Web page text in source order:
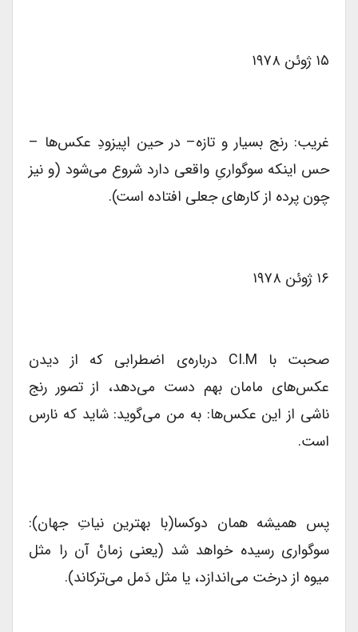
۱۵ ژوئن ۱۹۷۸
غریب: رنج بسیار و تازه– در حین اپیزودِ عکس‌ها –
حس اینکه سوگواریِ واقعی دارد شروع می‌شود (و نیز
چون پرده‌ از کارهای جعلی افتاده است).
۱۶ ژوئن ۱۹۷۸
صحبت با CI.M درباره‌ی اضطرابی که از دیدن
عکس‌های مامان بهم دست می‌دهد، از تصور رنج
ناشی از این عکس‌ها: به من می‌گوید: شاید که نارس
است.
پس همیشه همان دوکسا(با بهترین نیاتِ جهان):
سوگواری رسیده خواهد شد (یعنی زمانْ آن را مثل
میوه از درخت می‌اندازد، یا مثل دَمل می‌ترکاند).